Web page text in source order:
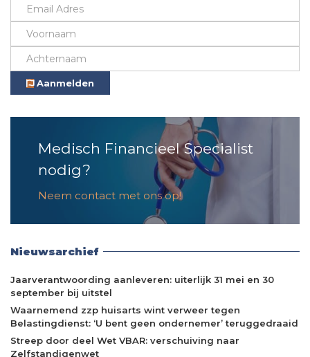
Aanmelden
Medisch Financieel Specialist
nodig?
Neem contact met ons op!
Nieuwsarchief
Jaarverantwoording aanleveren: uiterlijk 31 mei en 30
september bij uitstel
Waarnemend zzp huisarts wint verweer tegen
Belastingdienst: ‘U bent geen ondernemer’ teruggedraaid
Streep door deel Wet VBAR: verschuiving naar
Zelfstandigenwet